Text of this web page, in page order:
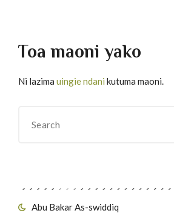
Abu Bakar As-swiddiq
Toa maoni yako
Ni lazima uingie ndani kutuma maoni.